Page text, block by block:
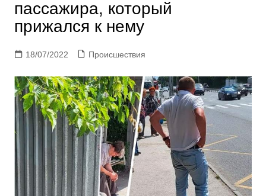
пассажира, который
прижался к нему
18/07/2022 Происшествия